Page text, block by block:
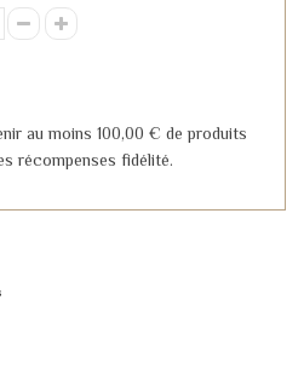
au moins 100,00 € de produits
récompenses fidélité.